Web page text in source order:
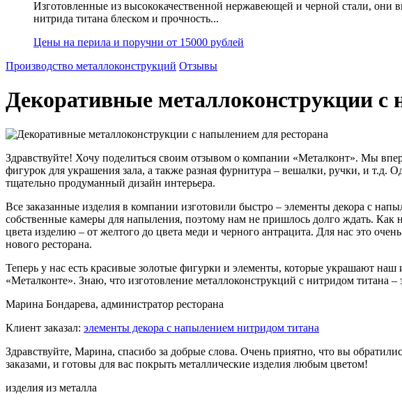
Изготовленные из высококачественной нержавеющей и черной стали,
нитрида титана блеском и прочность...
Цены на перила и поручни от 15000 рублей
Производство металлоконструкций Отзывы
Декоративные металлоконструкции с
Здравствуйте! Хочу поделиться своим отзывом о компании «Металконт». Мы
фигурок для украшения зала, а также разная фурнитура – вешалки, ручки, и
тщательно продуманный дизайн интерьера.
Все заказанные изделия в компании изготовили быстро – элементы декора с
собственные камеры для напыления, поэтому нам не пришлось долго ждать.
цвета изделию – от желтого до цвета меди и черного антрацита. Для нас это
нового ресторана.
Теперь у нас есть красивые золотые фигурки и элементы, которые украшают
«Металконте». Знаю, что изготовление металлоконструкций с нитридом титана –
Марина Бондарева, администратор ресторана
Клиент заказал: элементы декора с напылением нитридом титана
Здравствуйте, Марина, спасибо за добрые слова. Очень приятно, что вы
заказами, и готовы для вас покрыть металлические изделия любым цветом!
изделия из металла